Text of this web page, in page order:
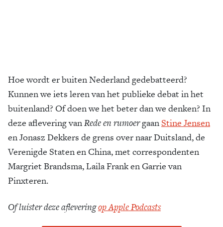
Hoe wordt er buiten Nederland gedebatteerd?
Kunnen we iets leren van het publieke debat in het
buitenland? Of doen we het beter dan we denken? In
deze aflevering vanRede en rumoergaanStine Jensen
en Jonasz Dekkers de grens over naar Duitsland, de
Verenigde Staten en China, met correspondenten
Margriet Brandsma, Laila Frank en Garrie van
Pinxteren.
Of luister deze afleveringop Apple Podcasts